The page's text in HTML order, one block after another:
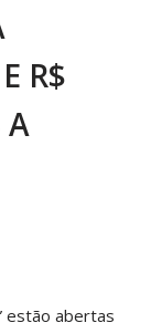
R$
A
estão abertas